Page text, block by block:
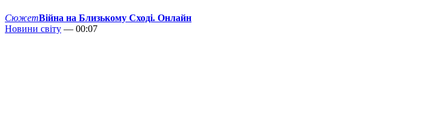
СюжетВійна на Близькому Сході. Онлайн
Новини світу — 00:07